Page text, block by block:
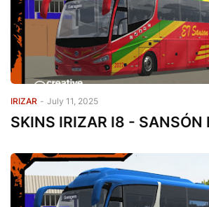
IRIZAR - July 11, 2025
SKINS IRIZAR I8 - SANSÓN